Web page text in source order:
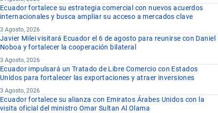
Ecuador fortalece su estrategia comercial con nuevos acuerdos
internacionales y busca ampliar su acceso a mercados clave
3 Agosto, 2026
Javier Milei visitará Ecuador el 6 de agosto para reunirse con Daniel
Noboa y fortalecer la cooperación bilateral
3 Agosto, 2026
Ecuador impulsará un Tratado de Libre Comercio con Estados
Unidos para fortalecer las exportaciones y atraer inversiones
3 Agosto, 2026
Ecuador fortalece su alianza con Emiratos Árabes Unidos con la
visita oficial del ministro Omar Sultan Al Olama